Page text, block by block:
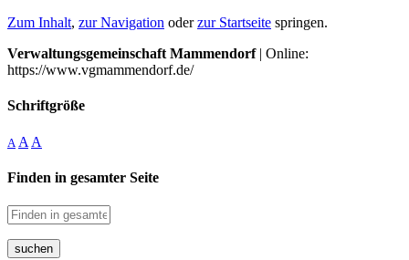
Zum Inhalt, zur Navigation oderzur Startseite springen.
Verwaltungsgemeinschaft Mammendorf| Online:
https://www.vgmammendorf.de/
Schriftgröße
A A A
Finden in gesamter Seite
suchen